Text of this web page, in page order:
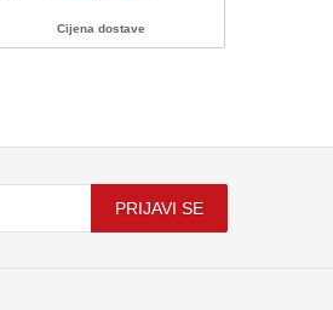
Cijena dostave
PRIJAVI SE